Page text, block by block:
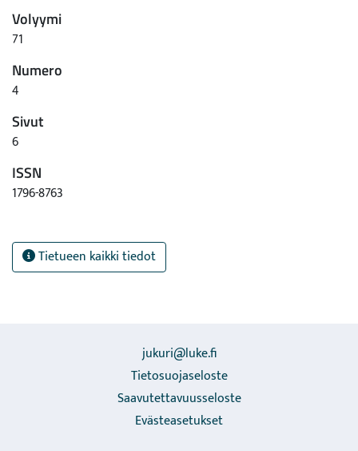
Volyymi
71
Numero
4
Sivut
6
ISSN
1796-8763
Tietueen kaikki tiedot
jukuri@luke.fi
Tietosuojaseloste
Saavutettavuusseloste
Evästeasetukset